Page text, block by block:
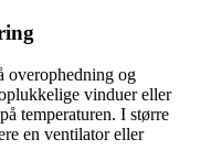
overophedning og
vinduer eller
temperaturen. I større
en ventilator eller